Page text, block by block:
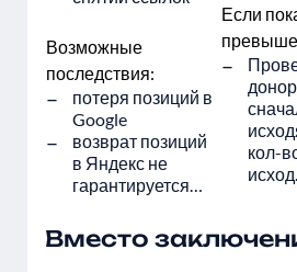
Возможные
последствия:
потеря позиций в
Google
возврат позиций
в Яндекс не
гарантируется…
Если
кол-
Вместо